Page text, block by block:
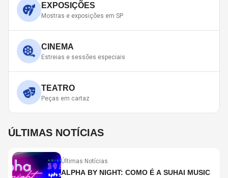
EXPOSIÇÕES
Mostras e exposições em SP
CINEMA
Estreias e sessões especiais
TEATRO
Peças em cartaz
ÚLTIMAS NOTÍCIAS
Últimas Notícias
ALPHA BY NIGHT: COMO É A SUHAI MUSIC